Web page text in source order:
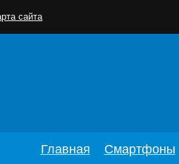
Главная Смартфоны
сайта